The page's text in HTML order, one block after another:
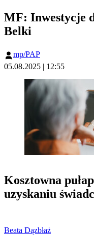
MF: Inwestycje
Belki
mp/PAP
05.08.2025 | 12:55
Kosztowna
uzyskaniu
Beata Dązbłaż